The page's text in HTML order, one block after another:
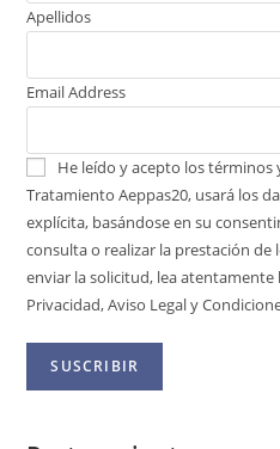
Apellidos
Email Address
He leído y acepto los términos
Tratamiento Aeppas20, usará los
explícita, basándose en su
consulta o realizar la prestación de
enviar la solicitud, lea
Privacidad, Aviso Legal y